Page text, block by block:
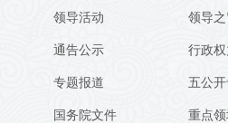
领导活动
通告公示
专题报道
国务院文件
领导
行政
五公
重点